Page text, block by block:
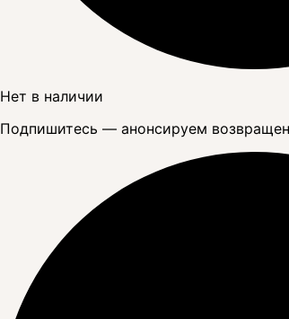
Нет в наличии
Подпишитесь — анонсируем